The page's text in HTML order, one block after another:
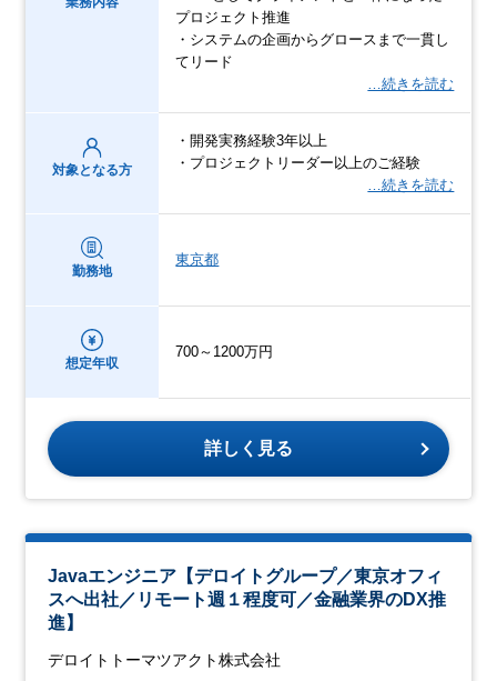
プロジェクト推進
・システムの企画からグロースまで一貫し
てリード
…続きを読む
対象となる方
・開発実務経験3年以上
・プロジェクトリーダー以上のご経験
…続きを読む
勤務地
東京都
想定年収
700～1200万円
詳しく見る
Javaエンジニア【デロイトグループ／東京オフィ
スへ出社／リモート週１程度可／金融業界のDX推
進】
デロイトトーマツアクト株式会社